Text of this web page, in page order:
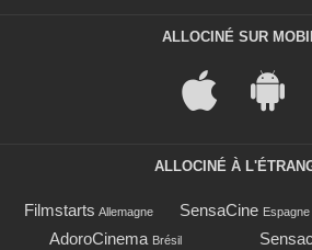
ALLOCINÉ SUR
ALLOCINÉ À
Filmstarts Allemagne SensaCine Espagne
AdoroCinema Brésil